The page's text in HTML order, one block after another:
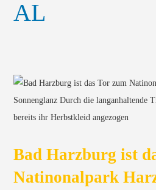
Bad Harzburg ist
Natinonalpark